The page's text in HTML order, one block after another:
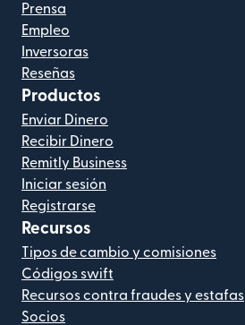
Prensa
Empleo
Inversoras
Reseñas
Productos
Enviar Dinero
Recibir Dinero
Remitly Business
Iniciar sesión
Registrarse
Recursos
Tipos de cambio y comisiones
Códigos swift
Recursos contra fraudes y estafas
Socios